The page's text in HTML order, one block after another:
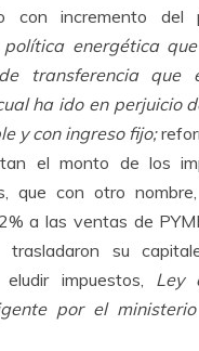
con incremento
política energética
transferencia que
ha ido en perjuicio
y con ingreso fijo;
el monto de los
que con otro
a las ventas de
trasladaron su
impuestos, Ley
por el